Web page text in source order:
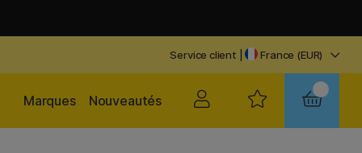
Service client | France (EUR)
Nouveautés
Marques